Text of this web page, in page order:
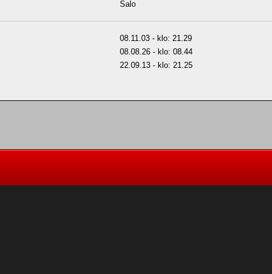
Salo
08.11.03 - klo: 21.29
08.08.26 - klo: 08.44
22.09.13 - klo: 21.25